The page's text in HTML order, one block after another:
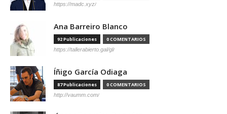
https://madc.xyz/
Ana Barreiro Blanco
92 Publicaciones 0 COMENTARIOS
https://tallerabierto.gal/gl/
Íñigo García Odiaga
87 Publicaciones 0 COMENTARIOS
http://vaumm.com/